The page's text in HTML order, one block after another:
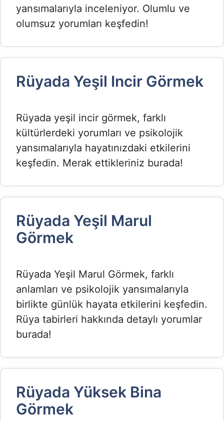
yansımalarıyla inceleniyor. Olumlu ve
olumsuz yorumları keşfedin!
Rüyada Yeşil Incir Görmek​
Rüyada yeşil incir görmek, farklı
kültürlerdeki yorumları ve psikolojik
yansımalarıyla hayatınızdaki etkilerini
keşfedin. Merak ettikleriniz burada!
Rüyada Yeşil Marul
Görmek​
Rüyada Yeşil Marul Görmek, farklı
anlamları ve psikolojik yansımalarıyla
birlikte günlük hayata etkilerini keşfedin.
Rüya tabirleri hakkında detaylı yorumlar
burada!
Rüyada Yüksek Bina
Görmek​